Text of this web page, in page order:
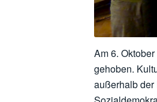
Am 6.
gehoben.
außerhalb der